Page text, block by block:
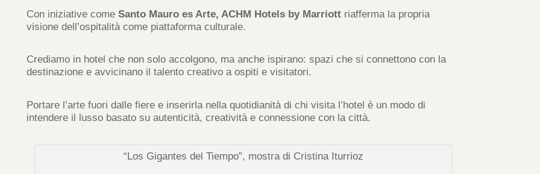
Con iniziative come Santo Mauro es Arte, ACHM Hotels by Marriottriafferma la propria
visione dell’ospitalità come piattaforma culturale.
Crediamo in hotel che non solo accolgono, ma anche ispirano: spazi che si connettono con la
destinazione e avvicinano il talento creativo a ospiti e visitatori.
Portare l’arte fuori dalle fiere e inserirla nella quotidianità di chi visita l’hotel è un modo di
intendere il lusso basato su autenticità, creatività e connessione con la città.
“Los Gigantes del Tiempo”, mostra di Cristina Iturrioz